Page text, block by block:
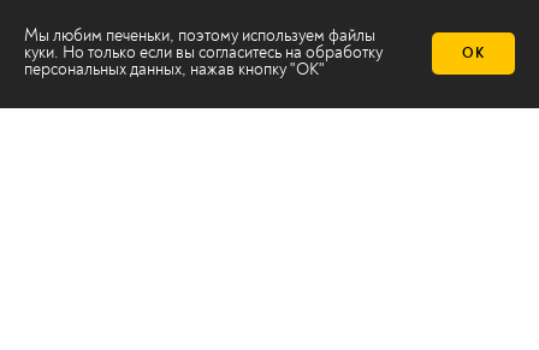
Мы любим печеньки, поэтому используем файлы
куки. Но только если вы согласитесь на обработку
персональных данных, нажав кнопку "ОК"
ОК